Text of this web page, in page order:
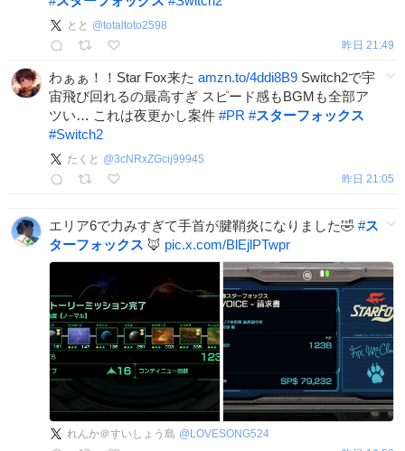
とと @totaltoto2598
昨日 21:49
わぁぁ！！Star Fox来た amzn.to/4ddi8B9 Switch2で宇
宙飛び回れるの最高すぎ スピード感もBGMも全部ア
ツい… これは夜更かし案件 #PR #スターフォックス
#Switch2
たくと @3cNRxZGcij99945
昨日 21:05
エリア6で力みすぎて手首が腱鞘炎になりました🤣 #ス
ターフォックス 🦊 pic.x.com/BlEjlPTwpr
れんか＠すいしょう島 @ LOVESONG524